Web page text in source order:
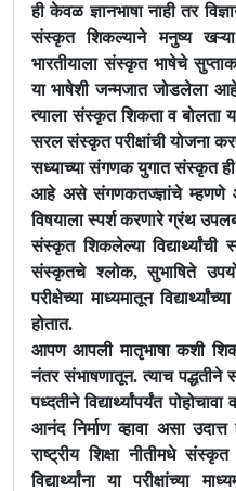
ही केवळ ज्ञानभाषा नाही तर
संस्कृत शिकल्याने मनुष्य
भारतीयाला संस्कृत भाषेचे
या भाषेशी जन्मजात जोडलेला आहे.
त्याला संस्कृत शिकता व बोलता
सरल संस्कृत परीक्षांची योजना
सध्याच्या संगणक युगात संस्कृत
आहे असे संगणकतज्ज्ञांचे म्हणणे
विषयाला स्पर्श करणारे ग्रंथ
संस्कृत शिकलेल्या
संस्कृतचे श्लोक, सुभाषिते
परीक्षेच्या माध्यमातून
होतात.
आपण आपली मातृभाषा कशी
नंतर संभाषणातून. त्याच
पध्दतीने विद्यार्थ्यांपर्यंत
आनंद निर्माण व्हावा असा
राष्ट्रीय शिक्षा नीतीमधे
विद्यार्थ्यांना या परीक्षांच्या